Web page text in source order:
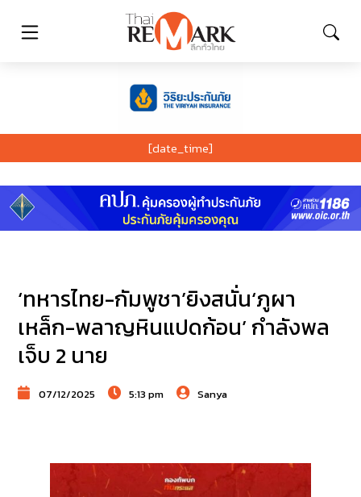
[date_time]
‘ทหารไทย-กัมพูชา’ยิงสนั่น‘ภูผา
เหล็ก-พลาญหินแปดก้อน’ กำลังพล
เจ็บ 2 นาย
07/12/2025 5:13 pm Sanya